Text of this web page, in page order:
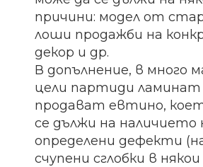
причини: модел от
лоши продажби на
декор и др.
В допълнение, в много
цели партиди ламинат
продават евтино,
се дължи на наличието
определени дефекти
счупени сглобки в